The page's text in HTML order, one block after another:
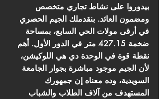
بيدوروا على نشاط تجاري متخصص
ومضمون العائد. بنقدملك الجيم الحصري
في أرقى مولات الحي السابع، بمساحة
ضخمة 427.15 متر في الدور الأول. أهم
نقطة قوة في الوحدة دي هي اللوكيشن،
لأن الجيم موجود مباشرة بجوار الجامعة
السويدية، وده معناه إن جمهورك
المستهدف من آلاف الطلاب والشباب